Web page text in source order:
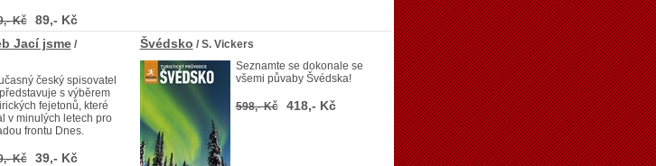
Kč 89,- Kč
Jací jsme/
český spisovatel
s výběrem
fejetonů, které
v minulých letech pro
frontu Dnes.
Kč 39,- Kč
Švédsko / S. Vickers
Seznamte se dokonale se
všemi půvaby Švédska!
598,- Kč 418,- Kč